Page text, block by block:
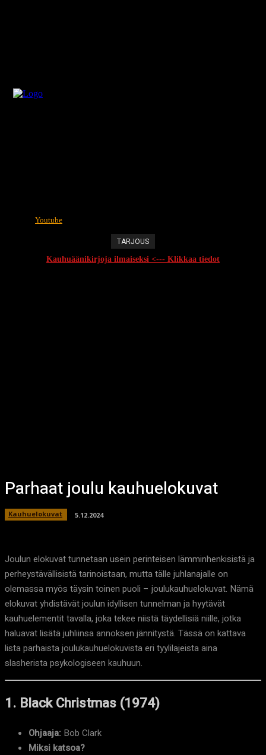
Youtube
TARJOUS
Kauhuäänikirjoja ilmaiseksi <--- Klikkaa tiedot
Parhaat joulu kauhuelokuvat
Kauhuelokuvat 5.12.2024
Joulun elokuvat tunnetaan usein perinteisen lämminhenkisistä ja
perheystävällisistä tarinoistaan, mutta tälle juhlanajalle on
olemassa myös täysin toinen puoli – joulukauhuelokuvat. Nämä
elokuvat yhdistävät joulun idyllisen tunnelman ja hyytävät
kauhuelementit tavalla, joka tekee niistä täydellisiä niille, jotka
haluavat lisätä juhliinsa annoksen jännitystä. Tässä on kattava
lista parhaista joulukauhuelokuvista eri tyylilajeista aina
slasherista psykologiseen kauhuun.
1. Black Christmas (1974)
Ohjaaja: Bob Clark
Miksi katsoa?